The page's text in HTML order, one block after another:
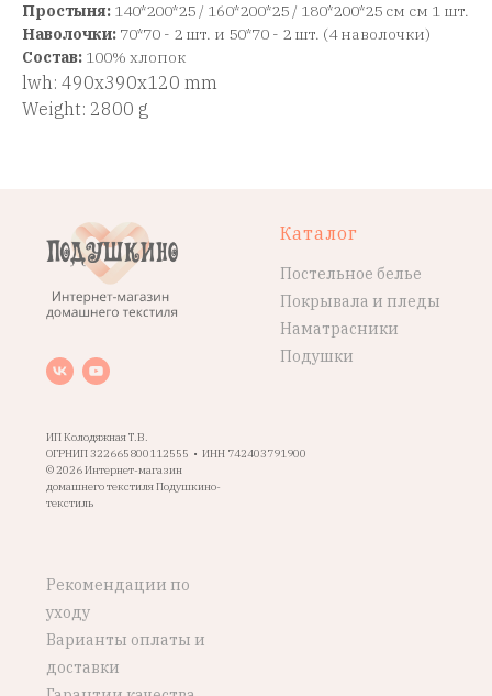
Простыня: 140*200*25 / 160*200*25 / 180*200*25 см см 1 шт.
Наволочки: 70*70 - 2 шт. и 50*70 - 2 шт. (4 наволочки)
Состав: 100% хлопок
lwh: 490x390x120 mm
Weight: 2800 g
ИП Колодяжная Т.В.
ОГРНИП 322665800112555 • ИНН 742403791900
© 2026 Интернет-магазин
домашнего текстиля Подушкино-
текстиль
Каталог
Постельное белье
Покрывала и пледы
Наматрасники
Подушки
Рекомендации по
уходу
Варианты оплаты и
доставки